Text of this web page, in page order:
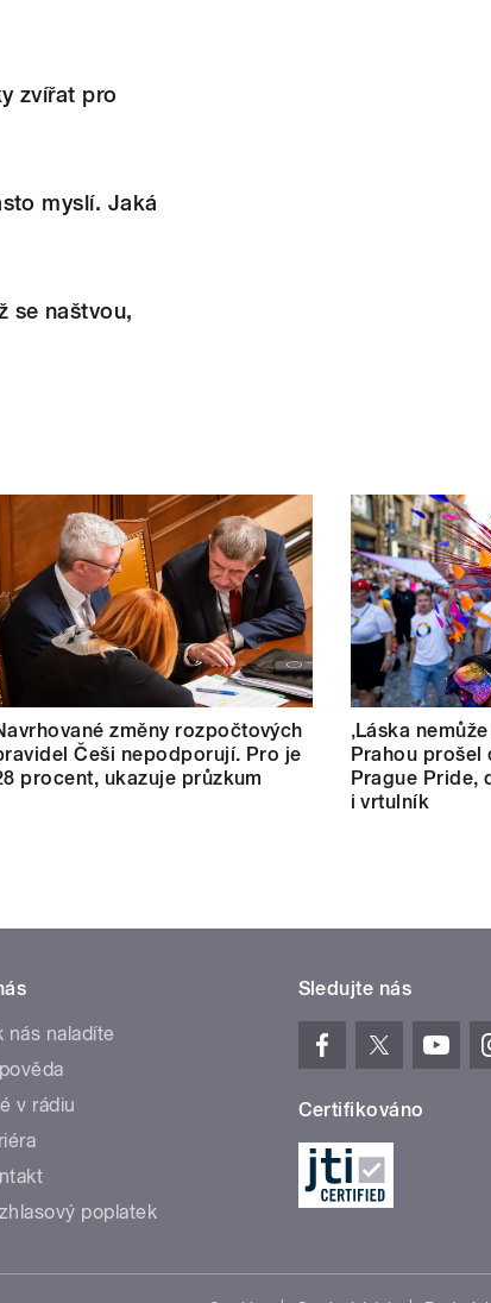
zvířat pro
myslí. Jaká
se naštvou,
změny rozpočtových
Češi nepodporují. Pro je
procent, ukazuje průzkum
‚Láska
Prahou prošel
Prague Pride,
i vrtulník
nás naladíte
v rádiu
poplatek
Sledujte nás
Certifikováno